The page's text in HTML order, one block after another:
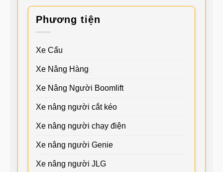
Phương tiện
Xe Cẩu
Xe Nâng Hàng
Xe Nâng Người Boomlift
Xe nâng người cắt kéo
Xe nâng người chạy điện
Xe nâng người Genie
Xe nâng người JLG